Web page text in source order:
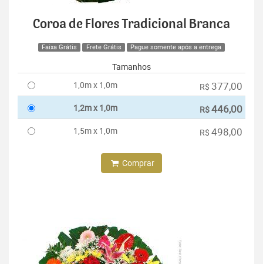
Coroa de Flores Tradicional Branca
Faixa Grátis Frete Grátis Pague somente após a entrega
Tamanhos
1,0m x 1,0m
R$ 377,00
1,2m x 1,0m R$446,00
1,5m x 1,0m R$ 498,00
Comprar